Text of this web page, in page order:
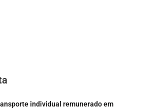
individual remunerado em